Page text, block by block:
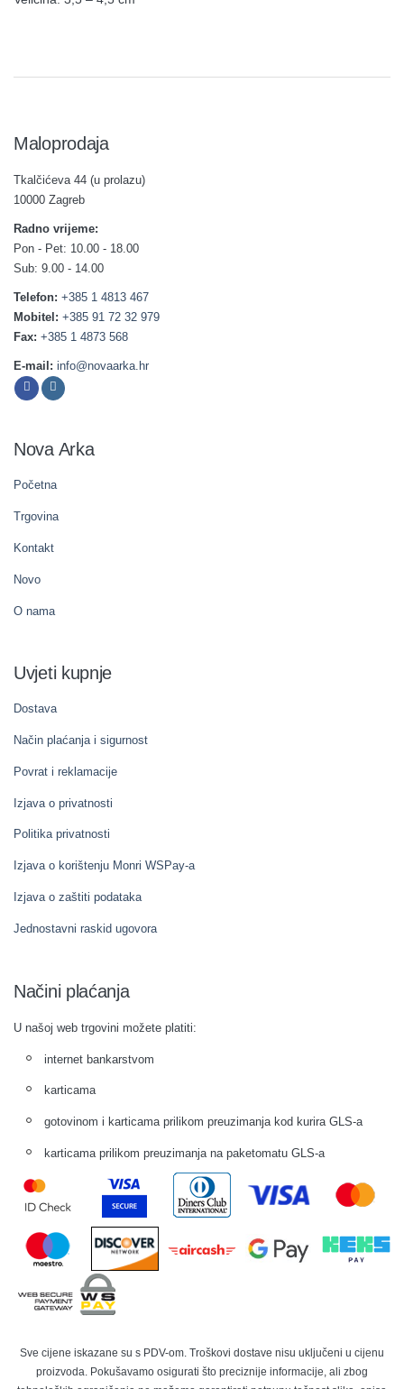
Maloprodaja
Tkalčićeva 44 (u prolazu)
10000 Zagreb
Radno vrijeme:
Pon - Pet: 10.00 - 18.00
Sub: 9.00 - 14.00
Telefon: +385 1 4813 467
Mobitel: +385 91 72 32 979
Fax: +385 1 4873 568
E-mail: info@novaarka.hr
Nova Arka
Početna
Trgovina
Kontakt
Novo
O nama
Uvjeti kupnje
Dostava
Način plaćanja i sigurnost
Povrat i reklamacije
Izjava o privatnosti
Politika privatnosti
Izjava o korištenju Monri WSPay-a
Izjava o zaštiti podataka
Jednostavni raskid ugovora
Načini plaćanja
U našoj web trgovini možete platiti:
internet bankarstvom
karticama
gotovinom i karticama prilikom preuzimanja kod kurira GLS-a
karticama prilikom preuzimanja na paketomatu GLS-a
Sve cijene iskazane su s PDV-om. Troškovi dostave nisu uključeni u cijenu
proizvoda. Pokušavamo osigurati što preciznije informacije, ali zbog